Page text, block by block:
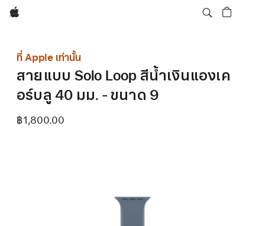
Apple
ที่ Apple เท่านั้น
สายแบบ Solo Loop สีน้ำเงินแองเค
อร์บลู 40 มม. - ขนาด 9
฿1,800.00